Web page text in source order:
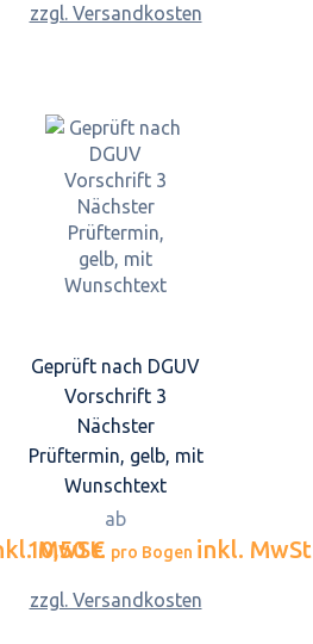
zzgl. Versandkosten
MwSt.
Geprüft nach DGUV
Vorschrift 3
Nächster
Prüftermin, gelb, mit
Wunschtext
ab
10,50 € pro Bogen inkl.
zzgl. Versandkosten